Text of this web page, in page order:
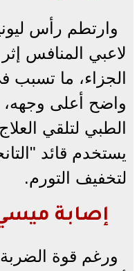
وارتطم رأس
لاعبي المنافس
الجزاء، ما
واضح أعلى وجهه،
الطبي لتلقي
يستخدم قائد
لتخفيف التورم.
إصابة
ورغم قوة